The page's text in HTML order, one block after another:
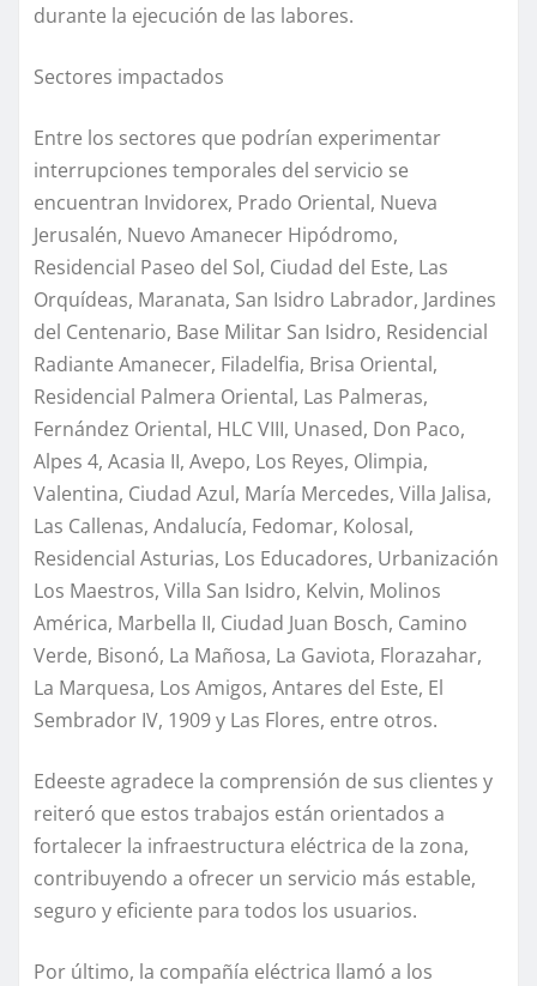
durante la ejecución de las labores.
Sectores impactados
Entre los sectores que podrían experimentar
interrupciones temporales del servicio se
encuentran Invidorex, Prado Oriental, Nueva
Jerusalén, Nuevo Amanecer Hipódromo,
Residencial Paseo del Sol, Ciudad del Este, Las
Orquídeas, Maranata, San Isidro Labrador, Jardines
del Centenario, Base Militar San Isidro, Residencial
Radiante Amanecer, Filadelfia, Brisa Oriental,
Residencial Palmera Oriental, Las Palmeras,
Fernández Oriental, HLC VIII, Unased, Don Paco,
Alpes 4, Acasia II, Avepo, Los Reyes, Olimpia,
Valentina, Ciudad Azul, María Mercedes, Villa Jalisa,
Las Callenas, Andalucía, Fedomar, Kolosal,
Residencial Asturias, Los Educadores, Urbanización
Los Maestros, Villa San Isidro, Kelvin, Molinos
América, Marbella II, Ciudad Juan Bosch, Camino
Verde, Bisonó, La Mañosa, La Gaviota, Florazahar,
La Marquesa, Los Amigos, Antares del Este, El
Sembrador IV, 1909 y Las Flores, entre otros.
Edeeste agradece la comprensión de sus clientes y
reiteró que estos trabajos están orientados a
fortalecer la infraestructura eléctrica de la zona,
contribuyendo a ofrecer un servicio más estable,
seguro y eficiente para todos los usuarios.
Por último, la compañía eléctrica llamó a los